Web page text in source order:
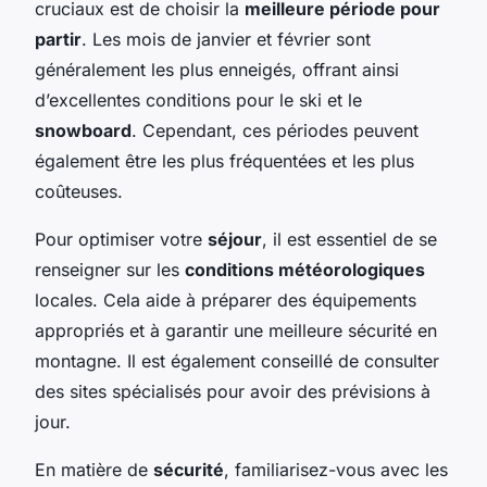
cruciaux est de choisir la meilleure période pour
partir. Les mois de janvier et février sont
généralement les plus enneigés, offrant ainsi
d’excellentes conditions pour le ski et le
snowboard. Cependant, ces périodes peuvent
également être les plus fréquentées et les plus
coûteuses.
Pour optimiser votre séjour, il est essentiel de se
renseigner sur les conditions météorologiques
locales. Cela aide à préparer des équipements
appropriés et à garantir une meilleure sécurité en
montagne. Il est également conseillé de consulter
des sites spécialisés pour avoir des prévisions à
jour.
En matière de sécurité, familiarisez-vous avec les